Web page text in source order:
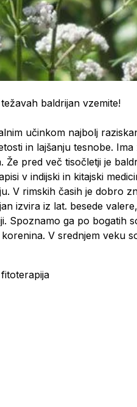
baldrijan vzemite!
učinkom najbolj
in lajšanju tesnobe.
Že pred več tisočletji je
v indijski in kitajski
V rimskih časih je dobro
izvira iz lat. besede
Spoznamo ga po bogatih
V srednjem veku